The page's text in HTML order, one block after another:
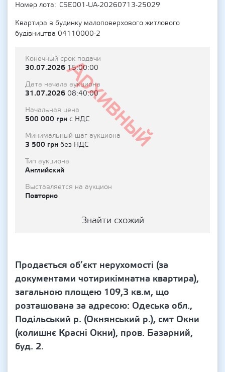
Номер лота
CSE001-UA-20260713-25029
Квартира в будинку малоповерхового житлового
будівництва 04110000-2
Архивный
Конечный срок подачи
30.07.202615:00:00
Дата начала аукциона
31.07.2026 08:40:00
Начальная цена
500 000 грн с НДС
Минимальный шаг аукциона
3 500 грн без НДС
Тип аукциона
Английский
Выставляется на аукцион
Повторно
Знайти схожий
Продається об’єкт нерухомості (за
документами чотирикімнатна квартира),
загальною площею 109,3 кв.м, що
розташована за адресою: Одеська обл.,
Подільський р. (Окнянський р.), смт Окни
(колишнє Красні Окни), пров. Базарний,
буд. 2.